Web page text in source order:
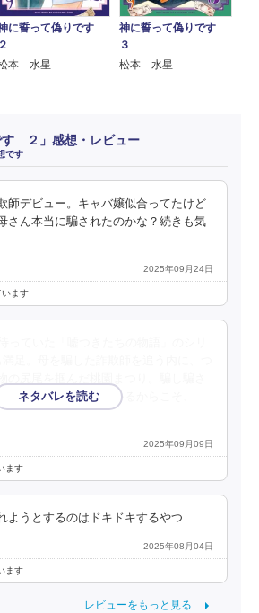
に誓って偽りです
２
本 水星
神に誓って偽りです
３
松本 水星
す ２」感想・レビュー
です
師デビュー。キャバ嬢似合ってたけど
さん本当に騙されたのかな？続きも気
2025年09月24日
います
多額の負債を抱えているからこそ、
2025年09月09日
ます
ようとするのはドキドキするやつ
2025年08月04日
ます
レビューをもっと見る